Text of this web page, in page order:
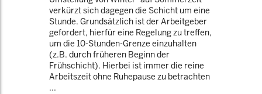
verkürzt sich dagegen die Schicht um eine
Stunde. Grundsätzlich ist der Arbeitgeber
gefordert, hierfür eine Regelung zu treffen,
um die 10-Stunden-Grenze einzuhalten
(z.B. durch früheren Beginn der
Frühschicht). Hierbei ist immer die reine
Arbeitszeit ohne Ruhepause zu betrachten
...